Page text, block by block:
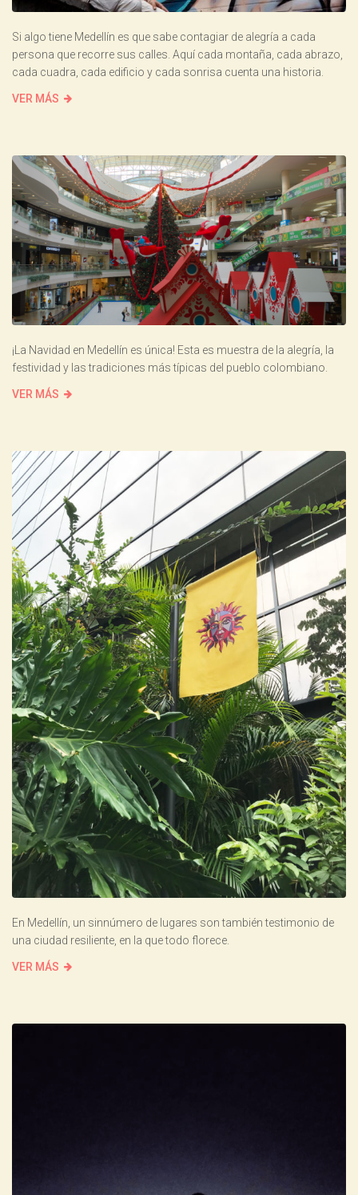
Si algo tiene Medellín es que sabe contagiar de alegría a cada
persona que recorre sus calles. Aquí cada montaña, cada abrazo,
cada cuadra, cada edificio y cada sonrisa cuenta una historia.
VER MÁS
¡La Navidad en Medellín es única! Esta es muestra de la alegría, la
festividad y las tradiciones más típicas del pueblo colombiano.
VER MÁS
En Medellín, un sinnúmero de lugares son también testimonio de
una ciudad resiliente, en la que todo florece.
VER MÁS